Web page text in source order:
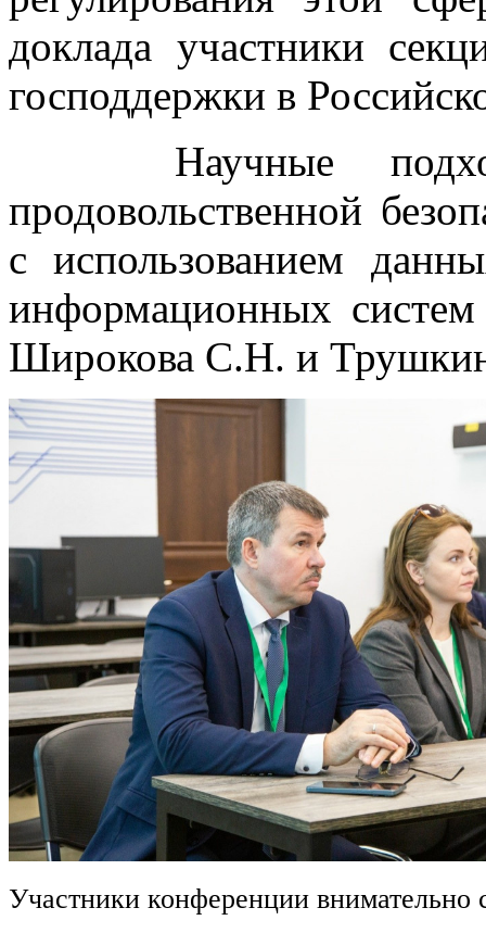
доклада участники
господдержки в
Научные
продовольственной
с использованием
информационных
Широкова С.Н. и
Участники конференции